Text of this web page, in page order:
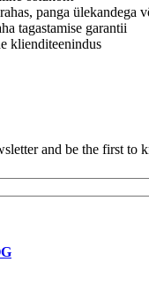
panga ülekandega
tagastamise garantii
klienditeenindus
and be the first to